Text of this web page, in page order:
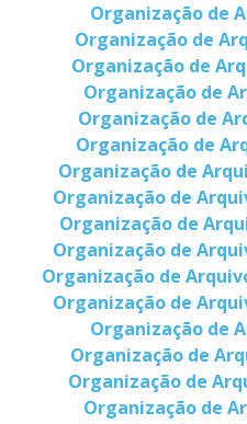
Organização de
Organização de
Organização de
Organização de
Organização de
Organização de
Organização de
Organização de
Organização de
Organização de
Organização de
Organização de
Organização de
Organização de
Organização de
Organização de